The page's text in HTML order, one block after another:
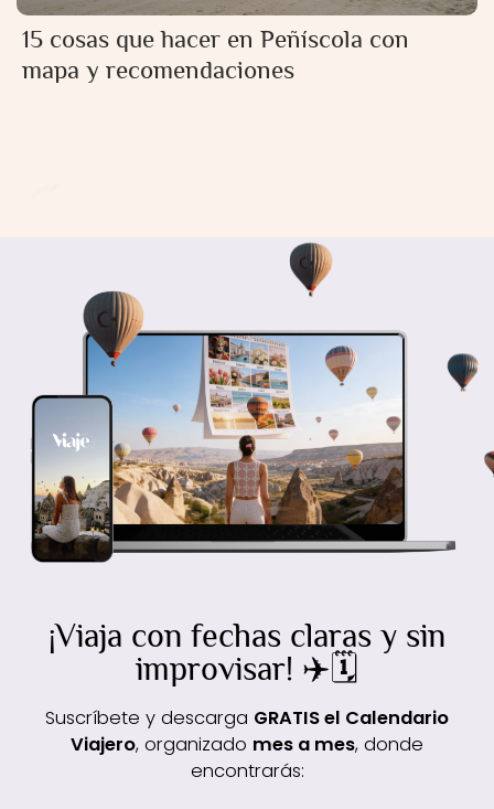
15 cosas que hacer en Peñíscola con
mapa y recomendaciones
¡Viaja con fechas claras y sin
improvisar! ✈️🗓️
Suscríbete y descarga GRATIS el Calendario
Viajero, organizado mes a mes, donde
encontrarás: